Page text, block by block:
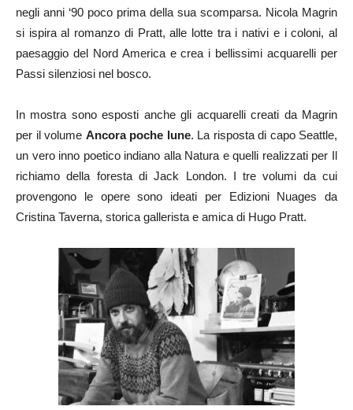
negli anni ‘90 poco prima della sua scomparsa. Nicola Magrin
si ispira al romanzo di Pratt, alle lotte tra i nativi e i coloni, al
paesaggio del Nord America e crea i bellissimi acquarelli per
Passi silenziosi nel bosco.
In mostra sono esposti anche gli acquarelli creati da Magrin
per il volume Ancora poche lune. La risposta di capo Seattle,
un vero inno poetico indiano alla Natura e quelli realizzati per Il
richiamo della foresta di Jack London. I tre volumi da cui
provengono le opere sono ideati per Edizioni Nuages da
Cristina Taverna, storica gallerista e amica di Hugo Pratt.